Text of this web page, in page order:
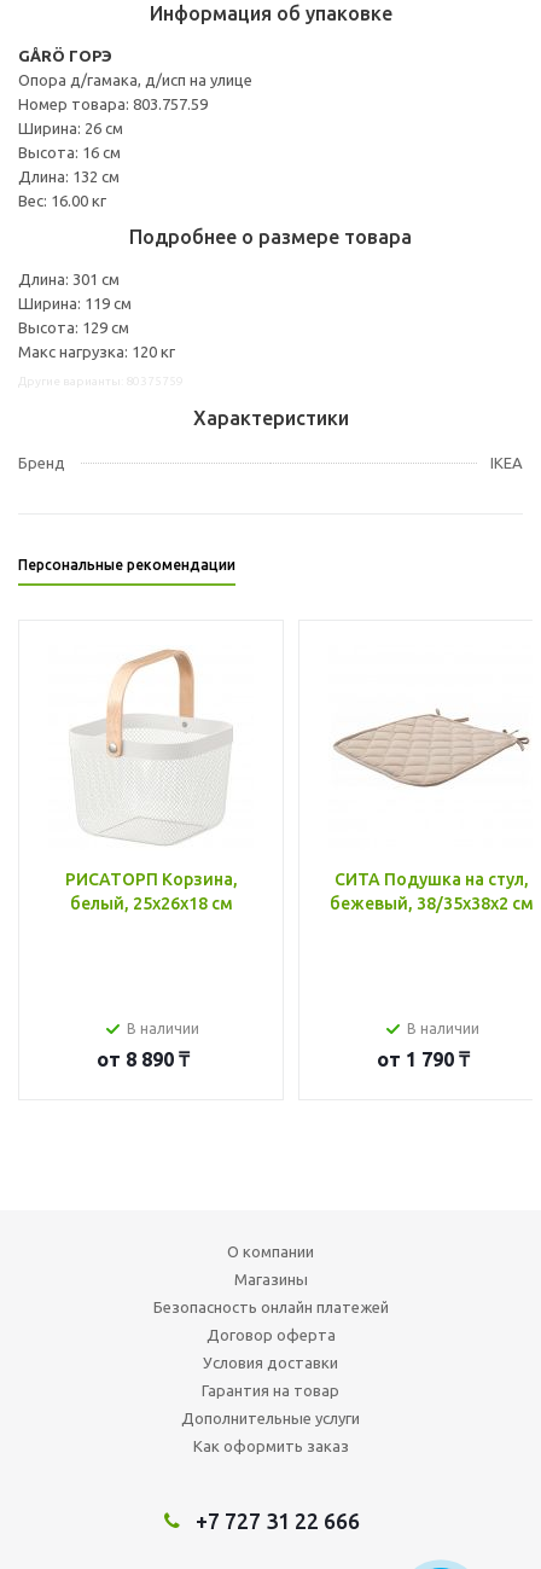
Информация об упаковке
GÅRÖ ГОРЭ
Опора д/гамака, д/исп на улице
Номер товара: 803.757.59
Ширина: 26 см
Высота: 16 см
Длина: 132 см
Вес: 16.00 кг
Подробнее о размере товара
Длина: 301 см
Ширина: 119 см
Высота: 129 см
Макс нагрузка: 120 кг
Характеристики
Бренд IKEA
Персональные рекомендации
РИСАТОРП Корзина,
белый, 25x26x18 см
В наличии
от 8 890 ₸
СИТА Подушка на стул,
бежевый, 38/35x38x2 см
В наличии
от 1 790 ₸
О компании
Магазины
Безопасность онлайн платежей
Договор оферта
Условия доставки
Гарантия на товар
Дополнительные услуги
Как оформить заказ
+7 727 31 22 666